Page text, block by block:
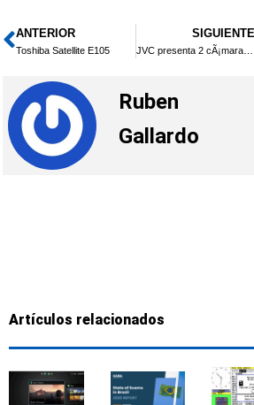
Ant
ANTERIOR
Toshiba Satellite E105
SIGUIENTE
JVC presenta 2 cÃ¡maras FullHD
Ruben
Gallardo
Artículos relacionados